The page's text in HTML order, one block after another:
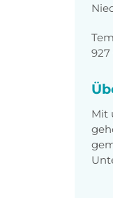
927
Mit